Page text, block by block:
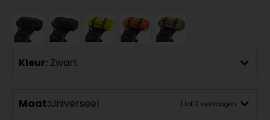
Kleur: Zwart
Maat:Universeel 1 tot 2 werkdagen